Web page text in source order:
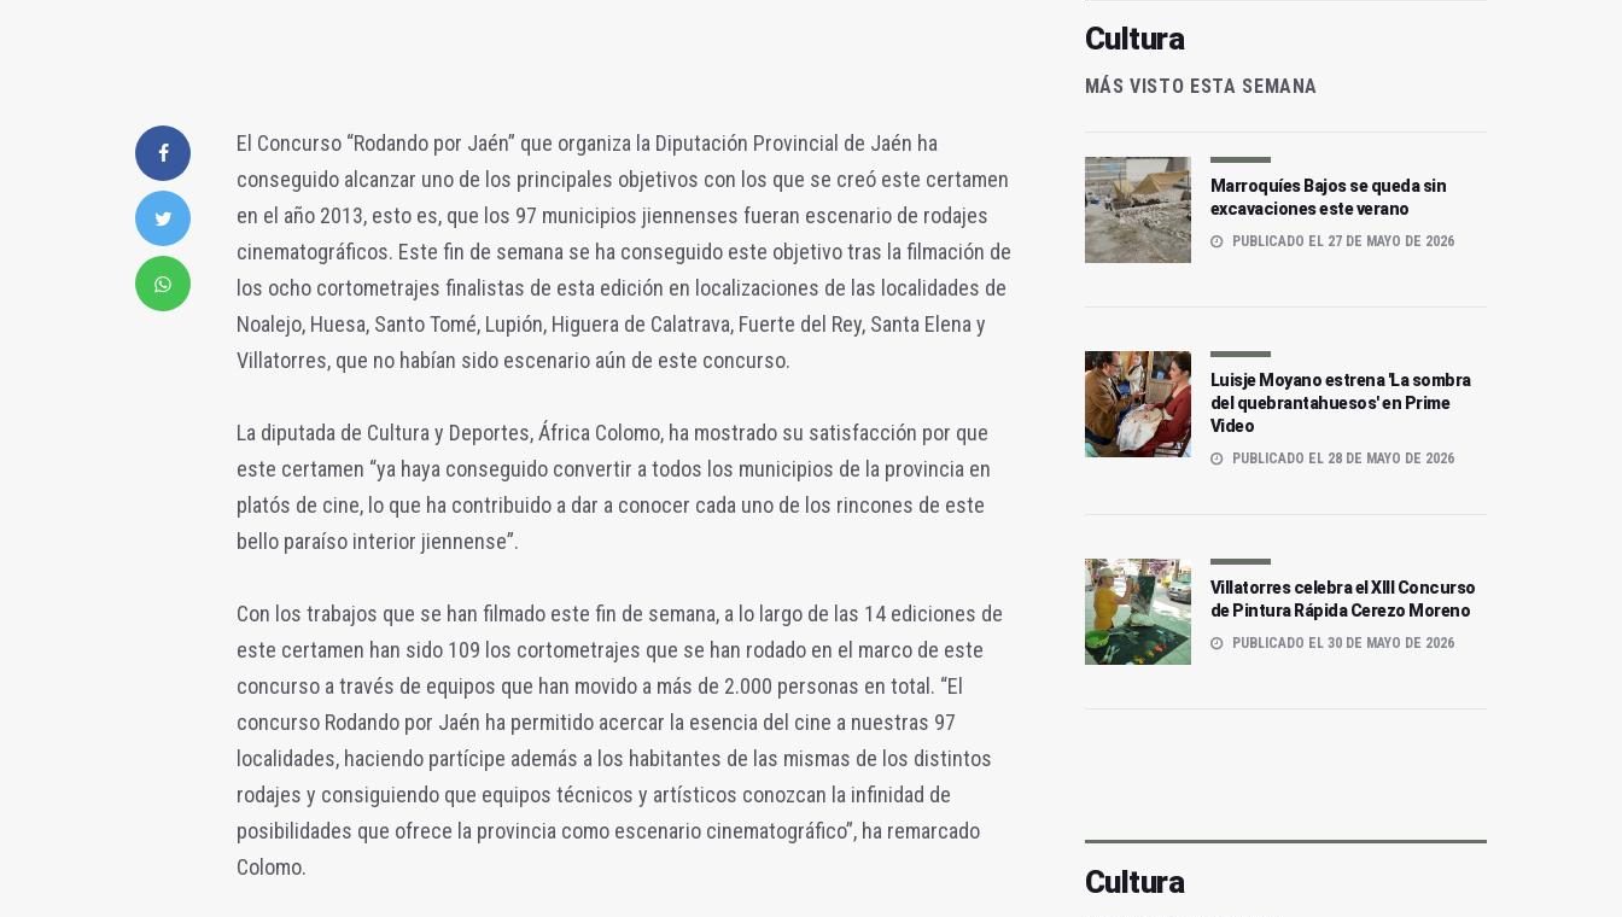
El Concurso “Rodando por Jaén” que organiza la Diputación Provincial de Jaén ha
conseguido alcanzar uno de los principales objetivos con los que se creó este certamen
en el año 2013, esto es, que los 97 municipios jiennenses fueran escenario de rodajes
cinematográficos. Este fin de semana se ha conseguido este objetivo tras la filmación de
los ocho cortometrajes finalistas de esta edición en localizaciones de las localidades de
Noalejo, Huesa, Santo Tomé, Lupión, Higuera de Calatrava, Fuerte del Rey, Santa Elena y
Villatorres, que no habían sido escenario aún de este concurso.
La diputada de Cultura y Deportes, África Colomo, ha mostrado su satisfacción por que
este certamen “ya haya conseguido convertir a todos los municipios de la provincia en
platós de cine, lo que ha contribuido a dar a conocer cada uno de los rincones de este
bello paraíso interior jiennense”.
Con los trabajos que se han filmado este fin de semana, a lo largo de las 14 ediciones de
este certamen han sido 109 los cortometrajes que se han rodado en el marco de este
concurso a través de equipos que han movido a más de 2.000 personas en total. “El
concurso Rodando por Jaén ha permitido acercar la esencia del cine a nuestras 97
localidades, haciendo partícipe además a los habitantes de las mismas de los distintos
rodajes y consiguiendo que equipos técnicos y artísticos conozcan la infinidad de
posibilidades que ofrece la provincia como escenario cinematográfico”, ha remarcado
Colomo.
Cultura
MÁS VISTO ESTA SEMANA
Marroquíes Bajos se queda sin
excavaciones este verano
PUBLICADO EL 27 DE MAYO DE 2026
Luisje Moyano estrena 'La sombra
del quebrantahuesos' en Prime
Video
PUBLICADO EL 28 DE MAYO DE 2026
Villatorres celebra el XIII Concurso
de Pintura Rápida Cerezo Moreno
PUBLICADO EL 30 DE MAYO DE 2026
Cultura